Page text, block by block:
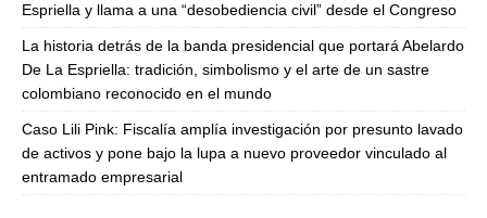
Espriella y llama a una “desobediencia civil” desde el Congreso
La historia detrás de la banda presidencial que portará Abelardo
De La Espriella: tradición, simbolismo y el arte de un sastre
colombiano reconocido en el mundo
Caso Lili Pink: Fiscalía amplía investigación por presunto lavado
de activos y pone bajo la lupa a nuevo proveedor vinculado al
entramado empresarial